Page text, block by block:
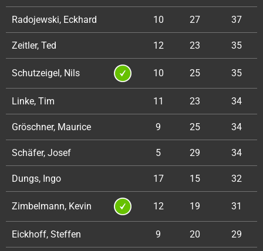
Radojewski, Eckhard 10 27 37
Zeitler, Ted 12 23 35
Schutzeigel, Nils 10 25 35
Linke, Tim 11 23 34
Gröschner, Maurice 9 25 34
Schäfer, Josef 5 29 34
Dungs, Ingo 17 15 32
Zimbelmann, Kevin 12 19 31
Eickhoff, Steffen 9 20 29